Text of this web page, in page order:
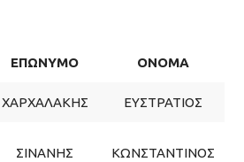
ΕΠΩΝΥΜΟ ΟΝΟΜΑ
ΧΑΡΧΑΛΑΚΗΣ ΕΥΣΤΡΑΤΙΟΣ
ΣΙΝΑΝΗΣ ΚΩΝΣΤΑΝΤΙΝΟΣ